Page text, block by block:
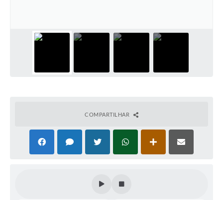
Transparência
Arquivos para Download
COMPARTILHAR